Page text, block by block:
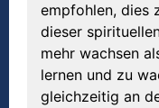
empfohlen, dies
dieser
mehr wachsen
lernen und zu
gleichzeitig an